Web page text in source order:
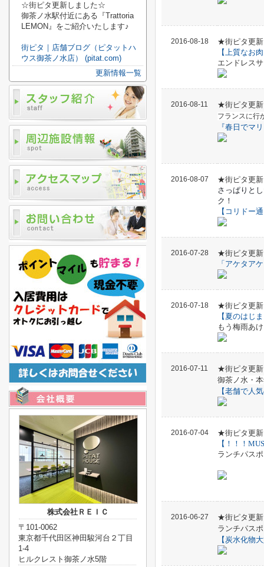
2016-08-18
★街ピタ更
【上質なお
エンドレス
2016-08-11 ★街ピタ更
フランスに行
『春日でマ
2016-08-07
★街ピタ更
さっぱりと
ク！
【コリドー
2016-07-28
★街ピタ更
「 アケタア
2016-07-18
★街ピタ更
【夏のはじ
もう梅雨あ
2016-07-11
★街ピタ更
御茶ノ水・
【老舗で人
2016-07-04
★街ピタ更
【！！！
ランチパス
2016-06-27
★街ピタ更
ランチパス
【炭水化物
☆街ピタ更新しました☆
御茶ノ水駅付近にある『Trattoria
LEMON』をご紹介いたします♪
街ピタ｜店舗ブログ（ピタットハ
ウス御茶ノ水店） (pitat.com)
更新情報一覧
株式会社ＲＥＩＣ
〒101-0062
東京都千代田区神田駿河台２丁目
1-4
ヒルクレスト御茶ノ水5階